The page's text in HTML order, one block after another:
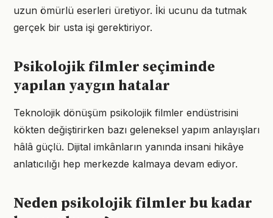
uzun ömürlü eserleri üretiyor. İki ucunu da tutmak
gerçek bir usta işi gerektiriyor.
Psikolojik filmler seçiminde
yapılan yaygın hatalar
Teknolojik dönüşüm psikolojik filmler endüstrisini
kökten değiştirirken bazı geleneksel yapım anlayışları
hâlâ güçlü. Dijital imkânların yanında insani hikâye
anlatıcılığı hep merkezde kalmaya devam ediyor.
Neden psikolojik filmler bu kadar